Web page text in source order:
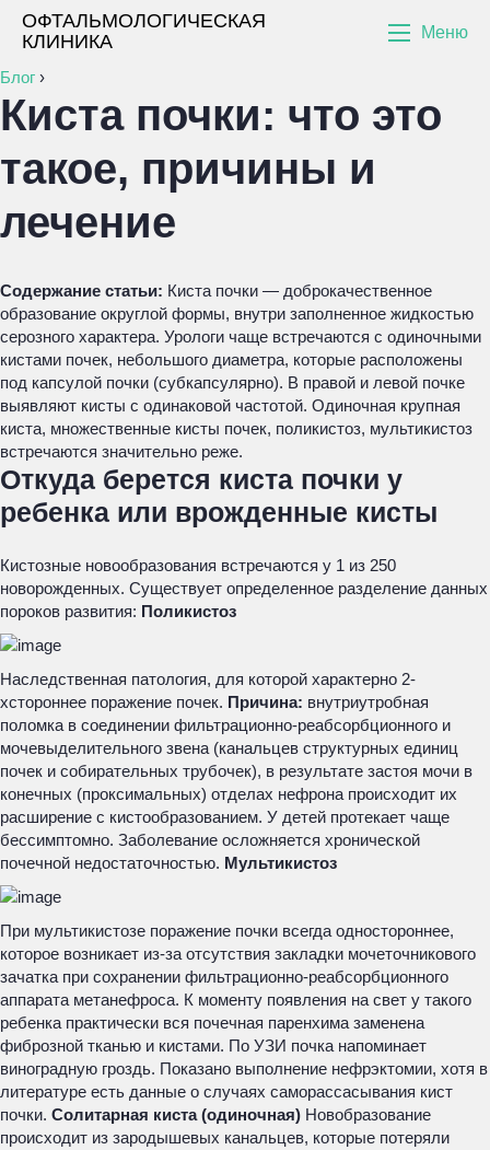
ОФТАЛЬМОЛОГИЧЕСКАЯ
КЛИНИКА
Меню
Блог ›
Киста почки: что это
такое, причины и
лечение
Содержание статьи: Киста почки — доброкачественное
образование округлой формы, внутри заполненное жидкостью
серозного характера. Урологи чаще встречаются с одиночными
кистами почек, небольшого диаметра, которые расположены
под капсулой почки (субкапсулярно). В правой и левой почке
выявляют кисты с одинаковой частотой. Одиночная крупная
киста, множественные кисты почек, поликистоз, мультикистоз
встречаются значительно реже.
Откуда берется киста почки у
ребенка или врожденные кисты
Кистозные новообразования встречаются у 1 из 250
новорожденных. Существует определенное разделение данных
пороков развития: Поликистоз
Наследственная патология, для которой характерно 2-
хстороннее поражение почек. Причина: внутриутробная
поломка в соединении фильтрационно-реабсорбционного и
мочевыделительного звена (канальцев структурных единиц
почек и собирательных трубочек), в результате застоя мочи в
конечных (проксимальных) отделах нефрона происходит их
расширение с кистообразованием. У детей протекает чаще
бессимптомно. Заболевание осложняется хронической
почечной недостаточностью. Мультикистоз
При мультикистозе поражение почки всегда одностороннее,
которое возникает из-за отсутствия закладки мочеточникового
зачатка при сохранении фильтрационно-реабсорбционного
аппарата метанефроса. К моменту появления на свет у такого
ребенка практически вся почечная паренхима заменена
фиброзной тканью и кистами. По УЗИ почка напоминает
виноградную гроздь. Показано выполнение нефрэктомии, хотя в
литературе есть данные о случаях саморассасывания кист
почки. Солитарная киста (одиночная) Новобразование
происходит из зародышевых канальцев, которые потеряли